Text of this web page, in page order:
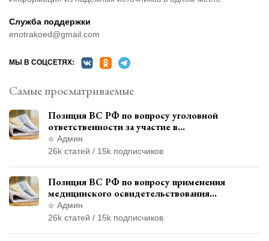
Служба поддержки
enotrakoed@gmail.com
МЫ В СОЦСЕТЯХ:
Самые просматриваемые
Позиция ВС РФ по вопросу уголовной
ответственности за участие в
террористической организации до
официального признания
Админ
26k статей / 15k подписчиков
Позиция ВС РФ по вопросу применения
медицинского освидетельствования
военнослужащих при увольнении с военной
службы
Админ
26k статей / 15k подписчиков